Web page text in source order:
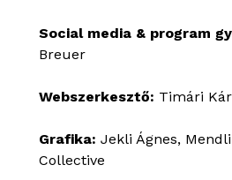
Social media & program
Breuer
Webszerkesztő: Timári
Grafika: Jekli Ágnes,
Collective